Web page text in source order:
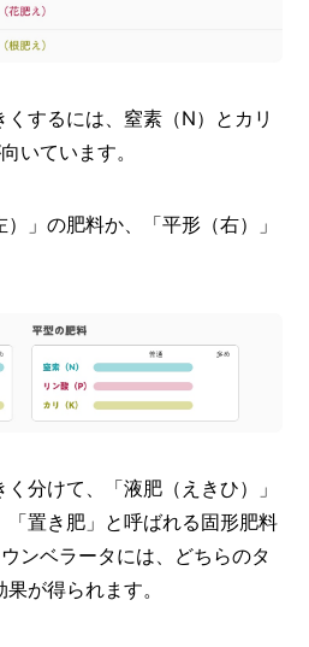
するには、窒素（N）とカリ
いています。
」の肥料か、「平形（右）」
分けて、「液肥（えきひ）」
「置き肥」と呼ばれる固形肥料
ンベラータには、どちらのタ
が得られます。